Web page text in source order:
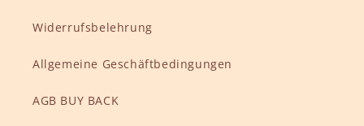
Widerrufsbelehrung
Allgemeine Geschäftbedingungen
AGB BUY BACK